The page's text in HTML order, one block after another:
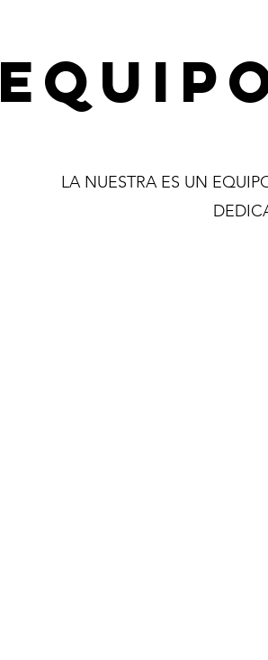
LA NUESTRA ES UN